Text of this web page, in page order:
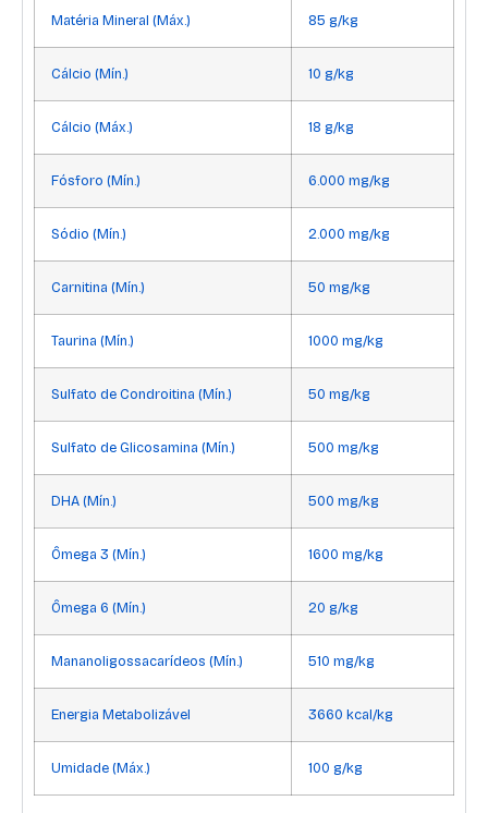
Matéria Mineral (Máx.) 85 g/kg
Cálcio (Mín.) 10 g/kg
Cálcio (Máx.) 18 g/kg
Fósforo (Mín.) 6.000 mg/kg
Sódio (Mín.) 2.000 mg/kg
Carnitina (Mín.) 50 mg/kg
Taurina (Mín.) 1000 mg/kg
Sulfato de Condroitina (Mín.) 50 mg/kg
Sulfato de Glicosamina (Mín.) 500 mg/kg
DHA (Mín.) 500 mg/kg
Ômega 3 (Mín.) 1600 mg/kg
Ômega 6 (Mín.) 20 g/kg
Mananoligossacarídeos (Mín.) 510 mg/kg
Energia Metabolizável 3660 kcal/kg
Umidade (Máx.) 100 g/kg